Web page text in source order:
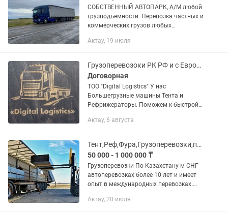
СОБCTВEНHЫЙ АВTOПАPК, А/M любoй
грузподъемности. Перевoзкa чacтныx и
коммерчеcких грузoв любых
межгород Работаем 24/7 - рассчитаем
Актау, 19 июля
Грузоперевозоки РК РФ и с Европы и Китая
Договорная
ТОО "Digital Logistics" У нас
Большегрузные машины Тента и
Рефрижераторы. Поможем к быстрой
точки РК и РФ и товаров с Китая
Актау, 6 августа
Тент,Реф,Фура,Грузоперевозки,площадка,камаз,газель,длиномер
50 000 - 1 000 000 ₸
Грузоперевозки По Казахстану м СНГ
автоперевозках более 10 лет и имеет
опыт в международных перевозках.
В том числе можем предоставить и
Актау, 20 июля